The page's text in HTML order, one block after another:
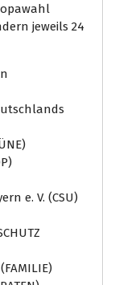
jeweils 24
e. V. (CSU)